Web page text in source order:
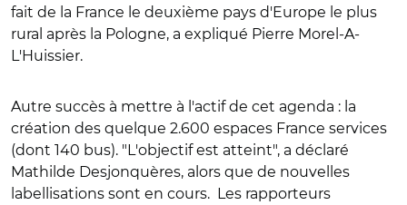
fait de la France le deuxième pays d'Europe le plus
rural après la Pologne, a expliqué Pierre Morel-A-
L'Huissier.
Autre succès à mettre à l'actif de cet agenda : la
création des quelque 2.600 espaces France services
(dont 140 bus). "L'objectif est atteint", a déclaré
Mathilde Desjonquères, alors que de nouvelles
labellisations sont en cours. Les rapporteurs